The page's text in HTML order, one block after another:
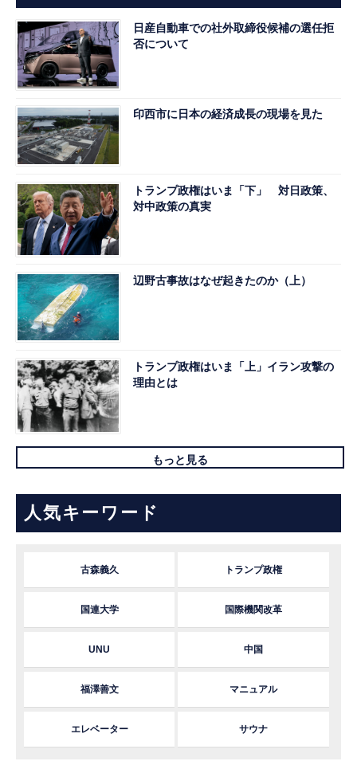
日産自動車での社外取締役候補の選任拒
否について
印西市に日本の経済成長の現場を見た
トランプ政権はいま「下」 対日政策、
対中政策の真実
辺野古事故はなぜ起きたのか（上）
トランプ政権はいま「上」イラン攻撃の
理由とは
もっと見る
人気キーワード
古森義久 トランプ政権
国連大学 国際機関改革
UNU 中国
福澤善文 マニュアル
エレベーター サウナ